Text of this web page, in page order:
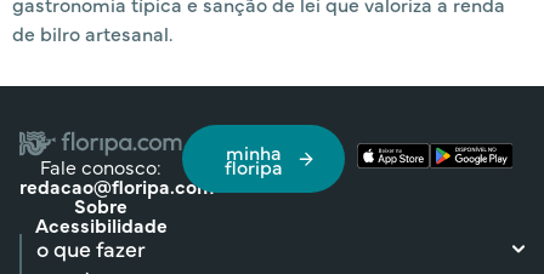
de bilro artesanal.
Fale conosco:
redacao@floripa.com
Sobre
Acessibilidade
minha
floripa
o que fazer